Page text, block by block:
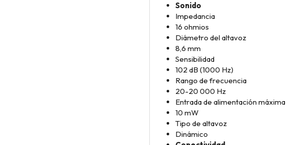
Sonido
Impedancia
16 ohmios
Diámetro del altavoz
8,6 mm
Sensibilidad
102 dB (1000 Hz)
Rango de frecuencia
20-20 000 Hz
Entrada de alimentación máxima
10 mW
Tipo de altavoz
Dinámico